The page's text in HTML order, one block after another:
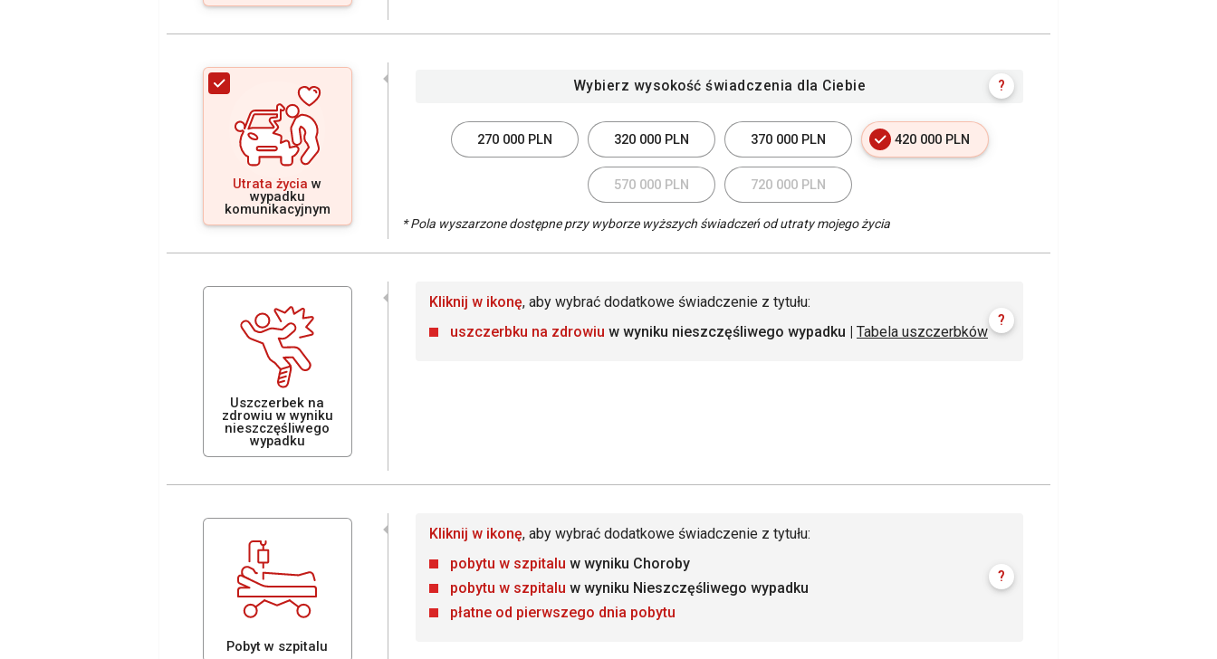
Utrata życia w
wypadku
komunikacyjnym
Wybierz wysokość świadczenia dla Ciebie ?
270 000 PLN 320 000 PLN 370 000 PLN 420 000 PLN
570 000 PLN 720 000 PLN
* Pola wyszarzone dostępne przy wyborze wyższych świadczeń od utraty mojego życia
Uszczerbek na
zdrowiu w wyniku
nieszczęśliwego
wypadku
Kliknij w ikonę, aby wybrać dodatkowe świadczenie z tytułu:
uszczerbku na zdrowiu w wyniku nieszczęśliwego wypadku | Tabela uszczerbków
?
Pobyt w szpitalu
Kliknij w ikonę, aby wybrać dodatkowe świadczenie z tytułu:
pobytu w szpitalu w wyniku Choroby
pobytu w szpitalu w wyniku Nieszczęśliwego wypadku
płatne od pierwszego dnia pobytu
?